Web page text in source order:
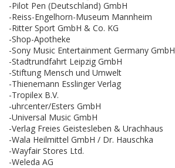
-Pilot Pen (Deutschland) GmbH
-Reiss-Engelhorn-Museum Mannheim
-Ritter Sport GmbH & Co. KG
-Shop-Apotheke
-Sony Music Entertainment Germany GmbH
-Stadtrundfahrt Leipzig GmbH
-Stiftung Mensch und Umwelt
-Thienemann Esslinger Verlag
-Tropilex B.V.
-uhrcenter/Esters GmbH
-Universal Music GmbH
-Verlag Freies Geistesleben & Urachhaus
-Wala Heilmittel GmbH / Dr. Hauschka
-Wayfair Stores Ltd.
-Weleda AG